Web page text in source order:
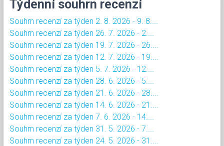
Týdenní souhrn recenzí
Souhrn recenzí za týden 2. 8. 2026 - 9. 8....
Souhrn recenzí za týden 26. 7. 2026 - 2....
Souhrn recenzí za týden 19. 7. 2026 - 26....
Souhrn recenzí za týden 12. 7. 2026 - 19....
Souhrn recenzí za týden 5. 7. 2026 - 12....
Souhrn recenzí za týden 28. 6. 2026 - 5....
Souhrn recenzí za týden 21. 6. 2026 - 28....
Souhrn recenzí za týden 14. 6. 2026 - 21....
Souhrn recenzí za týden 7. 6. 2026 - 14....
Souhrn recenzí za týden 31. 5. 2026 - 7....
Souhrn recenzí za týden 24. 5. 2026 - 31....